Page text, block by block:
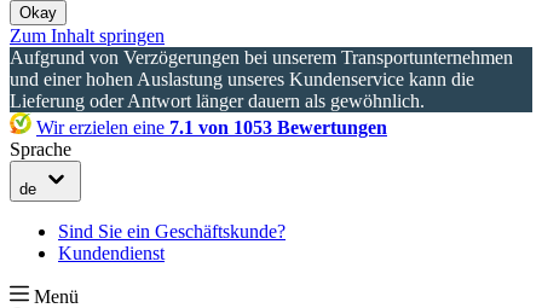
Okay
Zum Inhalt springen
Aufgrund von Verzögerungen bei unserem Transportunternehmen
und einer hohen Auslastung unseres Kundenservice kann die
Lieferung oder Antwort länger dauern als gewöhnlich.
Wir erzielen eine 7.1 von 1053 Bewertungen
Sprache
de
Sind Sie ein Geschäftskunde?
Kundendienst
Menü